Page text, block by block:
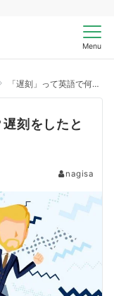
Menu
「遅刻」って英語で何て言う？遅刻をしたときや謝罪の英語表現を解説！
刻をしたと
nagisa